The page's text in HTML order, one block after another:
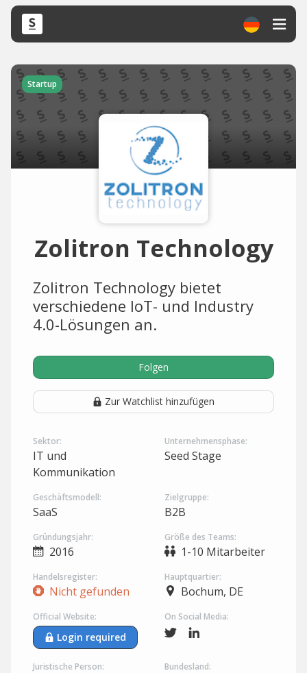
Startup
Zolitron Technology
Zolitron Technology bietet
verschiedene IoT- und Industry
4.0-Lösungen an.
Folgen
Zur Watchlist hinzufügen
Sektor:
IT und
Kommunikation
Unternehmensphase:
Seed Stage
Geschäftsmodell:
SaaS
Zielgruppe:
B2B
Gründungsjahr:
2016
Größe des Teams:
1-10 Mitarbeiter
Handelsregister:
Nicht gefunden
Hauptquartier:
Bochum, DE
Official Website:
Login required
On Social Media:
Juristische Person: Bundesland: